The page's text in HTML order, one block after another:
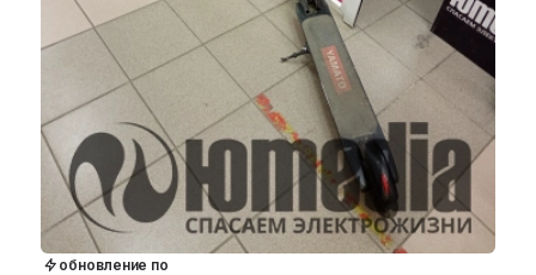
обновление по